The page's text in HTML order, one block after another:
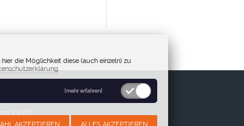
die Möglichkeit diese (auch einzeln) zu
.
[mehr erfahren]
AKZEPTIEREN ALLES AKZEPTIEREN